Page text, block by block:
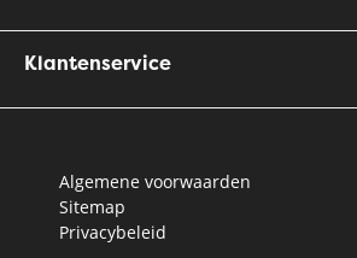
Klantenservice
Algemene voorwaarden
Sitemap
Privacybeleid